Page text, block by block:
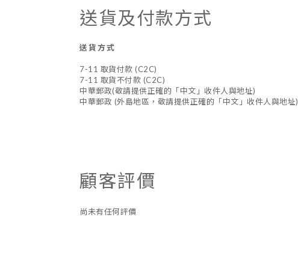
送貨及付款方式
送貨方式
7-11 取貨付款 (C2C)
7-11 取貨不付款 (C2C)
中華郵政(敬請提供正確的「中文」收件人與地址)
中華郵政 (外島地區，敬請提供正確的「中文」收件人與地址)
顧客評價
尚未有任何評價